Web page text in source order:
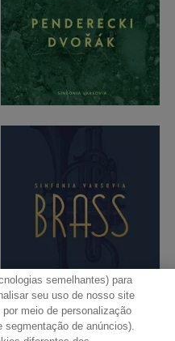
semelhantes) para
seu uso de nosso site
meio de personalização
de anúncios).